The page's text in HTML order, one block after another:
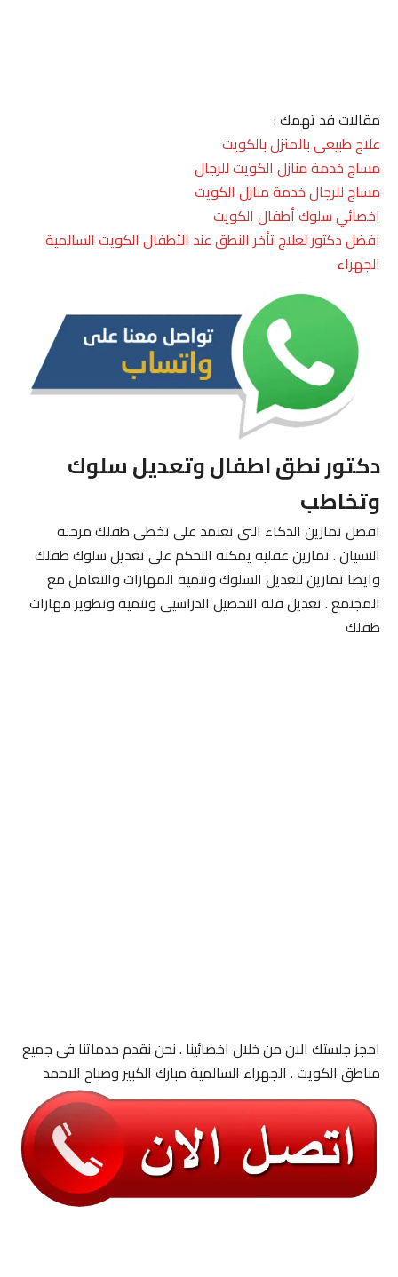
مقالات قد تهمك :
علاج طبيعي بالمنزل بالكويت
مساج خدمة منازل الكويت للرجال
مساج للرجال خدمة منازل الكويت
اخصائي سلوك أطفال الكويت
افضل دكتور لعلاج تأخر النطق عند الأطفال الكويت السالمية
الجهراء
دكتور نطق اطفال وتعديل سلوك
وتخاطب
افضل تمارين الذكاء التى تعتمد على تخطى طفلك مرحلة
النسيان . تمارين عقليه يمكنه التحكم على تعديل سلوك طفلك
وايضا تمارين لتعديل السلوك وتنمية المهارات والتعامل مع
المجتمع . تعديل قلة التحصيل الدراسيى وتنمية وتطوير مهارات
طفلك
احجز جلستك الان من خلال اخصائينا . نحن نقدم خدماتنا فى جميع
مناطق الكويت . الجهراء السالمية مبارك الكبير وصباح الاحمد